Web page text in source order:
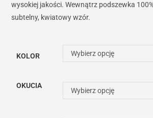
wysokiej jakości. Wewnątrz podszewka
subtelny, kwiatowy wzór.
KOLOR Wybierz opcję
OKUCIA
Wybierz opcję